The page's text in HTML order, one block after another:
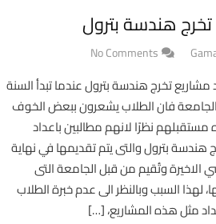
هندسة بترول
No Comments
تخرج هندسة بترول عندما تبدأ السنة
الجامعة فان الطلاب يشعرون ببعض الخوف
مستقبلهم نظرًا لانهم مطالبين باعداد
هندسة بترول والتى يتم تقديمها في نهاية
الاخيرة وتُقيم من قبل الجامعة التى
لهذا السبب وبالنظر الى عدم خبرة الطلاب
مثل هذه المشاريع، […]